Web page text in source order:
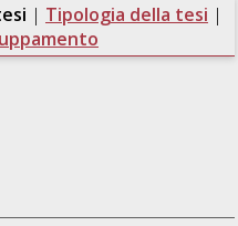
| Tipologia della tesi |